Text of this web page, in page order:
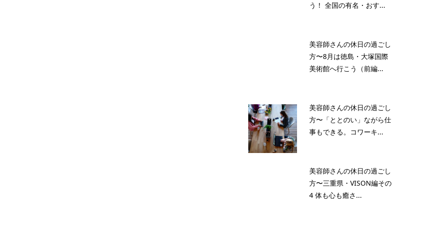
う！ 全国の有名・おす...
美容師さんの休日の過ごし
方〜8月は徳島・大塚国際
美術館へ行こう（前編...
美容師さんの休日の過ごし
方〜「ととのい」ながら仕
事もできる。コワーキ...
美容師さんの休日の過ごし
方〜三重県・VISON編その
4 体も心も癒さ...